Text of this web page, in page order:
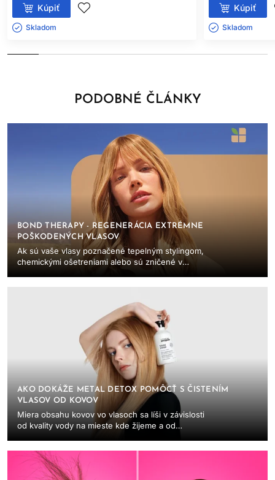
Kúpiť
Skladom ㅤ
Kúpiť
Skladom ㅤ
PODOBNÉ ČLÁNKY
BOND THERAPY - REGENERÁCIA EXTRÉMNE
POŠKODENÝCH VLASOV
Ak sú vaše vlasy poznačené tepelným stylingom,
chemickými ošetreniami alebo sú zničené v
AKO DOKÁŽE METAL DETOX POMÔCŤ S ČISTENÍM
VLASOV OD KOVOV
Miera obsahu kovov vo vlasoch sa líši v závislosti
od kvality vody na mieste kde žijeme a od